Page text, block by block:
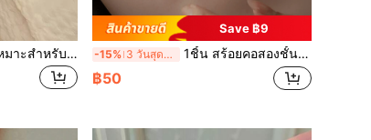
1 คู่ ต่างหูพู่ไข่มุกสวรรค์ เหมาะสำหรับเครื่องประดับ ของขวัญงานแต่งงาน ต่างหูฤดูเจ้าสาว
Save ฿9
-15% 3 วันสุดท้าย 1ชิ้น สร้อยคอสองชั้นที่ละเอียดอ่อนสำหรับผู้หญิง
฿50